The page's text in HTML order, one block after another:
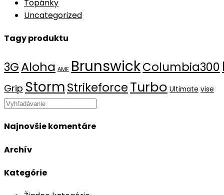
Topánky
Uncategorized
Tagy produktu
3GAloha AMF BrunswickColumbia300
Grip StormStrikeforceTurbo Ultimate vise
Najnovšie komentáre
Archív
Kategórie